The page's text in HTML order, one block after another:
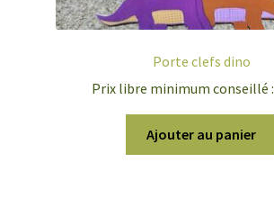
Porte clefs dino
Prix libre minimum conseillé :
Ajouter au panier